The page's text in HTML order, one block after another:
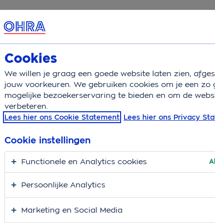
Service & Contact
Oorzaken slaapproblemen op een rij
op een rij
van aard (een paar weken tot (meestal) maximaal 3
oorzaken, die eenvoudiger te behandelen zijn dan
de meest voorkomende (oorzaken van)
Cookies
We willen je graag een goede website laten zien,
jouw voorkeuren. We gebruiken cookies om je een zo
mogelijke bezoekerservaring te bieden en om de
verbeteren.
Lees hier ons Cookie Statement Lees hier ons Privacy
Cookie instellingen
Functionele en Analytics cookies
Persoonlijke Analytics
Marketing en Social Media